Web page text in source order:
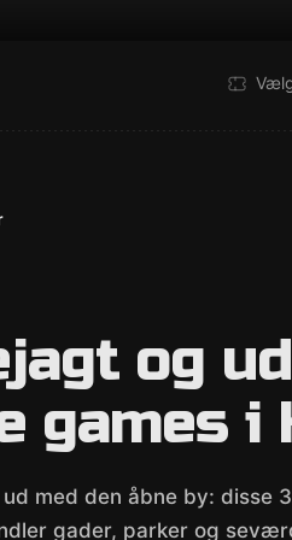
og
games i
med den åbne by: disse
gader, parker og